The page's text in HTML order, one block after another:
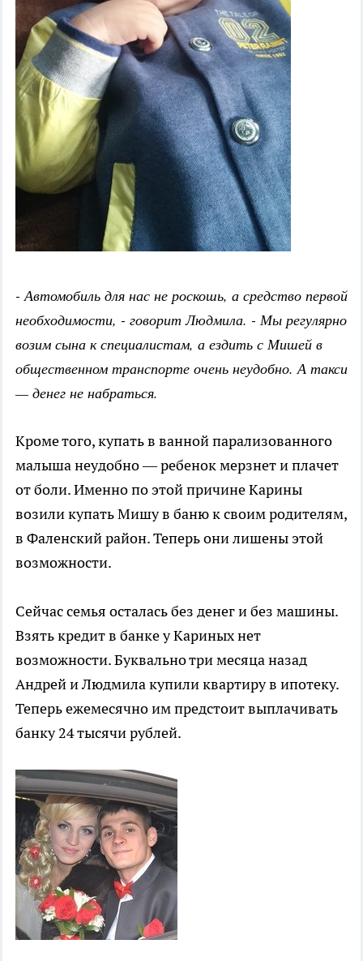
- Автомобиль для нас не роскошь, а средство первой
необходимости, - говорит Людмила. - Мы регулярно
возим сына к специалистам, а ездить с Мишей в
общественном транспорте очень неудобно. А такси
— денег не набраться.
Кроме того, купать в ванной парализованного
малыша неудобно — ребенок мерзнет и плачет
от боли. Именно по этой причине Карины
возили купать Мишу в баню к своим родителям,
в Фаленский район. Теперь они лишены этой
возможности.
Сейчас семья осталась без денег и без машины.
Взять кредит в банке у Кариных нет
возможности. Буквально три месяца назад
Андрей и Людмила купили квартиру в ипотеку.
Теперь ежемесячно им предстоит выплачивать
банку 24 тысячи рублей.